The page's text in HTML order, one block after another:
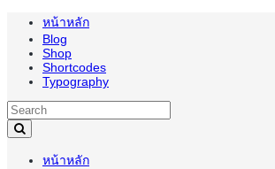
หน้าหลัก
Blog
Shop
Shortcodes
Typography
หน้าหลัก